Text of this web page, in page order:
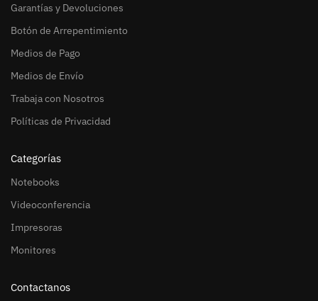
Garantías y Devoluciones
Botón de Arrepentimiento
Medios de Pago
Medios de Envío
Trabaja con Nosotros
Políticas de Privacidad
Categorías
Notebooks
Videoconferencia
Impresoras
Monitores
Contactanos